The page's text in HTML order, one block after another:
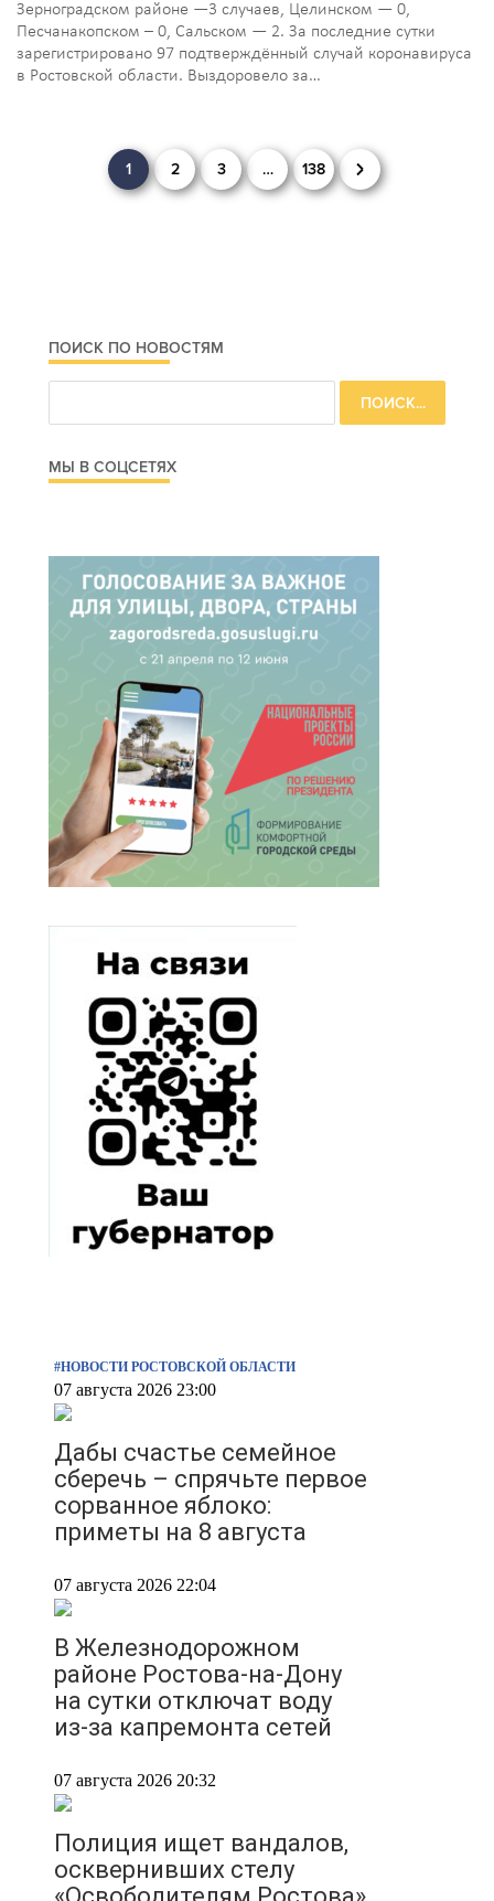
Зерноградском районе —3 случаев, Целинском — 0,
Песчанакопском – 0, Сальском — 2. За последние сутки
зарегистрировано 97 подтверждённый случай коронавируса
в Ростовской области. Выздоровело за…
Навигация
1 2 3 … 138
ПОИСК ПО НОВОСТЯМ
МЫ В СОЦСЕТЯХ
#НОВОСТИ РОСТОВСКОЙ ОБЛАСТИ
07 августа 2026 23:00
Дабы счастье семейное
сберечь – спрячьте первое
сорванное яблоко:
приметы на 8 августа
07 августа 2026 22:04
В Железнодорожном
районе Ростова-на-Дону
на сутки отключат воду
из-за капремонта сетей
07 августа 2026 20:32
Полиция ищет вандалов,
осквернивших стелу